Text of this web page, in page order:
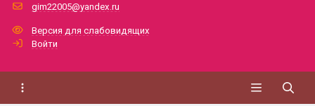
gim22005@yandex.ru
Версия для слабовидящих
Войти